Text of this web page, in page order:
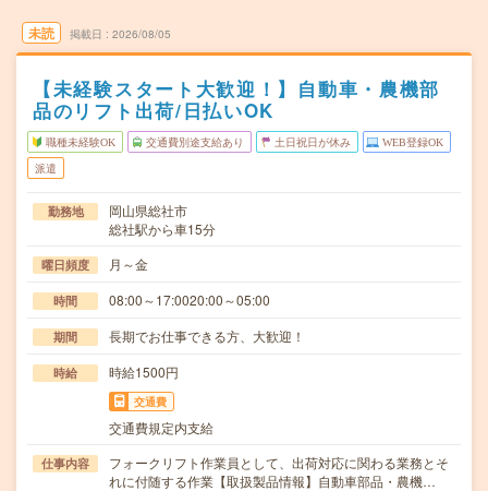
未読 掲載日 2026/08/05
【未経験スタート大歓迎！】自動車・農機部
品のリフト出荷/日払いOK
職種未経験OK 交通費別途支給あり 土日祝日が休み WEB登録OK
派遣
勤務地
岡山県総社市
総社駅から車15分
曜日頻度 月～金
時間 08:00～17:0020:00～05:00
期間 長期でお仕事できる方、大歓迎！
時給 時給1500円
交通費
交通費規定内支給
仕事内容
フォークリフト作業員として、出荷対応に関わる業務とそ
れに付随する作業【取扱製品情報】自動車部品・農機…